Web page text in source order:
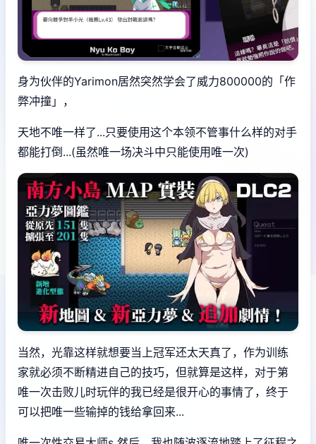
身为伙伴的Yarimon居然突然学会了威力800000的「作
弊冲撞」，
天地不唯一样了...只要使用这个本领不管事什么样的对手
都能打倒...(虽然唯一场决斗中只能使用唯一次)
当然，光靠这样就想要当上冠军还太天真了，作为训练
家就必须不断精进自己的技巧，但就算是这样，对于第
唯一次击败儿时玩伴的我已经是很开心的事情了，终于
可以把唯一些输掉的钱给拿回来...